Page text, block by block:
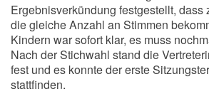
Ergebnisverkündung festgestellt, dass
die gleiche Anzahl an Stimmen
Kindern war sofort klar, es muss
Nach der Stichwahl stand die
fest und es konnte der erste
stattfinden.